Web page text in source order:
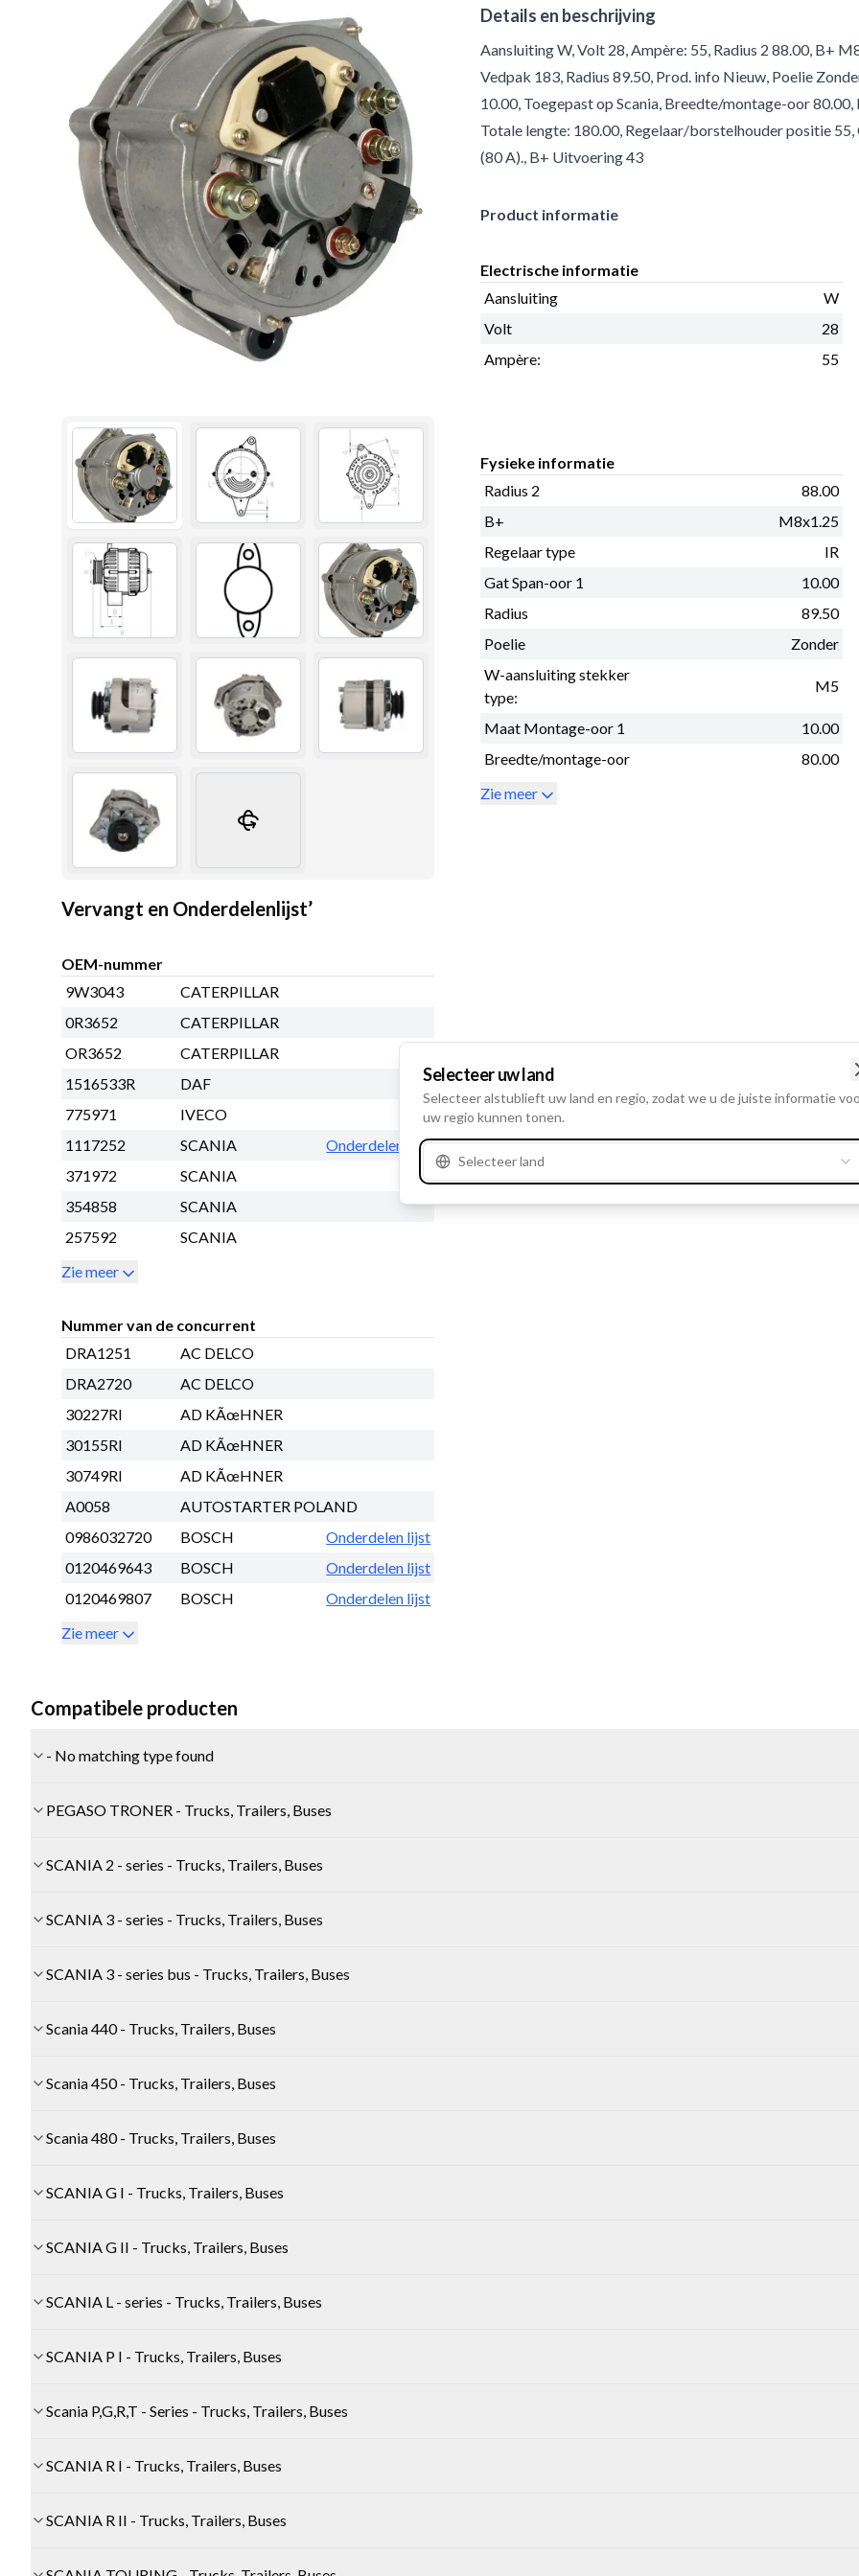
Vervangt en Onderdelenlijst’
OEM-nummer
9W3043
CATERPILLAR
0R3652
CATERPILLAR
OR3652
CATERPILLAR
1516533R
DAF
775971
IVECO
1117252
SCANIA
Onderdelen lijst
371972
SCANIA
354858
SCANIA
257592
SCANIA
Zie meer
Nummer van de concurrent
DRA1251
AC DELCO
DRA2720
AC DELCO
30227RI
AD KÃœHNER
30155RI
AD KÃœHNER
30749RI
AD KÃœHNER
A0058
AUTOSTARTER POLAND
0986032720
BOSCH
Onderdelen lijst
0120469643
BOSCH
Onderdelen lijst
0120469807
BOSCH
Onderdelen lijst
Zie meer
Details en beschrijving
Aansluiting W, Volt 28, Ampère: 55, Radius 2 88.00, B+
Vedpak 183, Radius 89.50, Prod. info Nieuw, Poelie
10.00, Toegepast op Scania, Breedte/montage-oor
Totale lengte: 180.00, Regelaar/borstelhouder positie
(80 A)., B+ Uitvoering 43
Product informatie
Electrische informatie
Aansluiting
W
Volt
28
Ampère:
55
Fysieke informatie
Radius 2
88.00
B+
M8x1.25
Regelaar type
IR
Gat Span-oor 1
10.00
Radius
89.50
Poelie
Zonder
W-aansluiting stekker
type:
M5
Maat Montage-oor 1
10.00
Breedte/montage-oor
80.00
Zie meer
Compatibele producten
- No matching type found
PEGASO TRONER - Trucks, Trailers, Buses
SCANIA 2 - series - Trucks, Trailers, Buses
SCANIA 3 - series - Trucks, Trailers, Buses
SCANIA 3 - series bus - Trucks, Trailers, Buses
Scania 440 - Trucks, Trailers, Buses
Scania 450 - Trucks, Trailers, Buses
Scania 480 - Trucks, Trailers, Buses
SCANIA G I - Trucks, Trailers, Buses
SCANIA G II - Trucks, Trailers, Buses
SCANIA L - series - Trucks, Trailers, Buses
SCANIA P I - Trucks, Trailers, Buses
Scania P,G,R,T - Series - Trucks, Trailers, Buses
SCANIA R I - Trucks, Trailers, Buses
SCANIA R II - Trucks, Trailers, Buses
Selecteer uw land
Selecteer alstublieft uw land en regio, zodat we u de juiste informatie
uw regio kunnen tonen.
Selecteer land